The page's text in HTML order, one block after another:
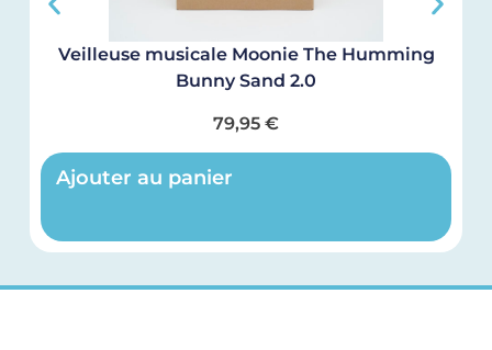
Veilleuse musicale Moonie The Humming
Bunny Sand 2.0
79,95 €
Ajouter au panier